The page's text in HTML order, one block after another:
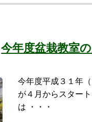
今年度盆栽教室
今年度平成３１年
が４月からスター
は ・・・